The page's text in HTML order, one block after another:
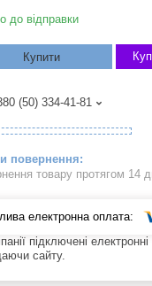
до відправки
Купити
(50) 334-41-81
товару протягом 14
підключені
сайту.